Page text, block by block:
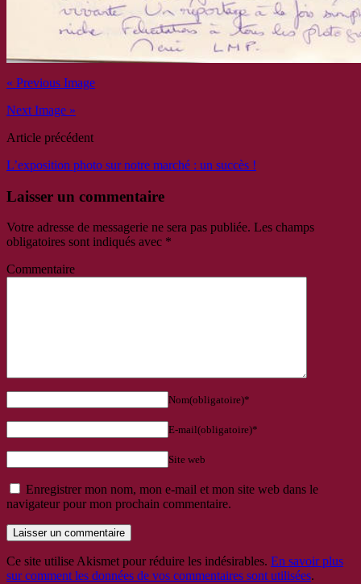
« Previous Image
Next Image »
Article précédent
L’exposition photo sur notre marché : un succès !
Laisser un commentaire
Votre adresse de messagerie ne sera pas publiée. Les champs
obligatoires sont indiqués avec *
Commentaire
Nom(obligatoire)*
E-mail(obligatoire)*
Site web
Enregistrer mon nom, mon e-mail et mon site web dans le
navigateur pour mon prochain commentaire.
Ce site utilise Akismet pour réduire les indésirables. En savoir plus
sur comment les données de vos commentaires sont utilisées.